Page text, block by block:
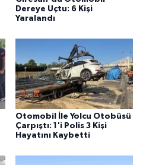
Dereye Uçtu: 6 Kişi
Yaralandı
Otomobil İle Yolcu Otobüsü
Çarpıştı: 1'i Polis 3 Kişi
Hayatını Kaybetti